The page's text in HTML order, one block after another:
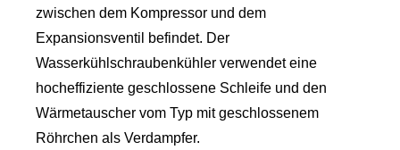
zwischen dem Kompressor und dem
Expansionsventil befindet. Der
Wasserkühlschraubenkühler verwendet eine
hocheffiziente geschlossene Schleife und den
Wärmetauscher vom Typ mit geschlossenem
Röhrchen als Verdampfer.